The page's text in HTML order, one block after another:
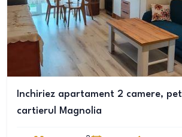
Inchiriez apartament 2 camere,
cartierul Magnolia